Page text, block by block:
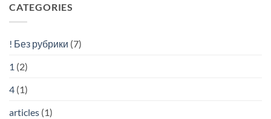
CATEGORIES
! Без рубрики (7)
1 (2)
4 (1)
articles (1)